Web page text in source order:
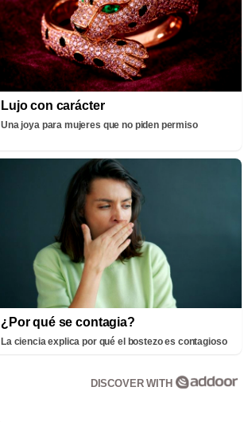
Lujo con carácter
Una joya para mujeres que no piden permiso
¿Por qué se contagia?
La ciencia explica por qué el bostezo es contagioso
DISCOVER WITH